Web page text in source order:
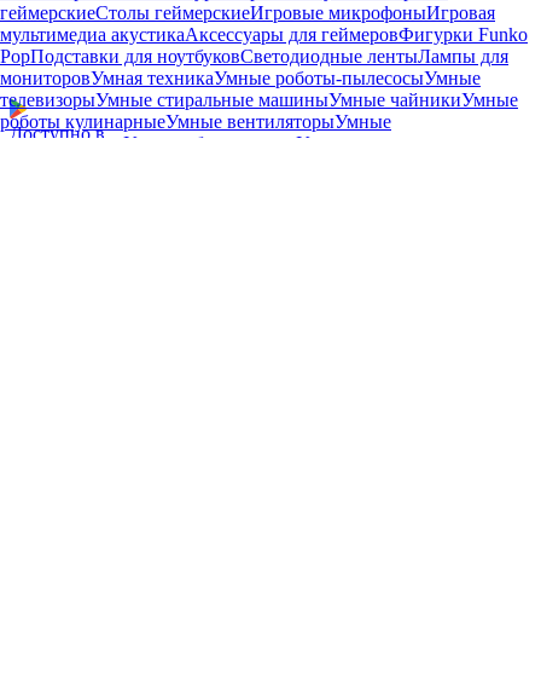
геймерскиеСтолы геймерскиеИгровые микрофоныИгровая
мультимедиа акустикаАксессуары для геймеровФигурки Funko
PopПодставки для ноутбуковСветодиодные лентыЛампы для
мониторовУмная техникаУмные роботы-пылесосыУмные
телевизорыУмные стиральные машиныУмные чайникиУмные
роботы кулинарныеУмные вентиляторыУмные
кондиционеры Умные обогреватели Умные увлажнители,
Доступно в